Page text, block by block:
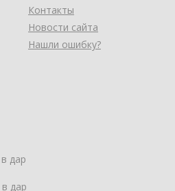
Контакты
Новости сайта
Нашли ошибку?
дар
дар